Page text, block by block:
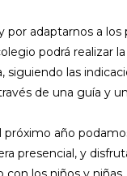
por adaptarnos a los
podrá realizar
siguiendo las
de una guía y
próximo año
presencial, y